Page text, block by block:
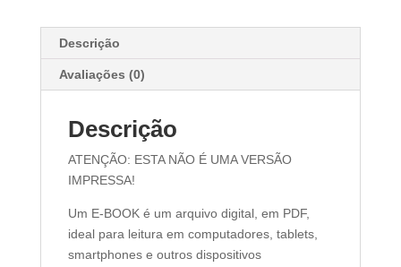
Descrição
Avaliações (0)
Descrição
ATENÇÃO: ESTA NÃO É UMA VERSÃO
IMPRESSA!
Um E-BOOK é um arquivo digital, em PDF,
ideal para leitura em computadores, tablets,
smartphones e outros dispositivos